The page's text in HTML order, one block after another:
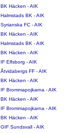
BK Häcken - AIK
Halmstads BK - AIK
Syrianska FC - AIK
BK Häcken - AIK
Halmstads BK - AIK
BK Häcken - AIK
IF Elfsborg - AIK
Åtvidabergs FF - AIK
BK Häcken - AIK
IF Brommapojkarna - AIK
BK Häcken - AIK
IF Brommapojkarna - AIK
BK Häcken - AIK
GIF Sundsvall - AIK